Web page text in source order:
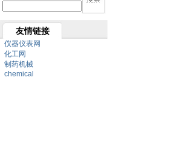
友情链接
仪器仪表网
化工网
制药机械
chemical